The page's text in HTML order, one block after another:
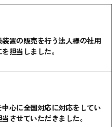
装置の販売を行う法人様の社用
担当しました。
中心に全国対応に対応をしてい
させていただきました。